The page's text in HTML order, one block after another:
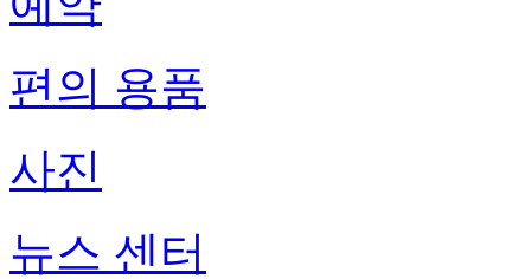
편의 용품
사진
뉴스 센터